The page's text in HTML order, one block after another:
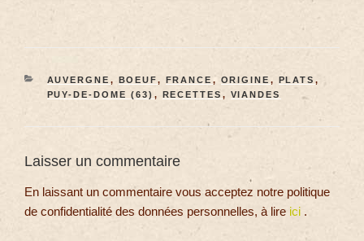
AUVERGNE , BOEUF, FRANCE , ORIGINE , PLATS ,
PUY-DE-DOME (63) , RECETTES , VIANDES
Laisser un commentaire
En laissant un commentaire vous acceptez notre politique
de confidentialité des données personnelles, à lire ici .